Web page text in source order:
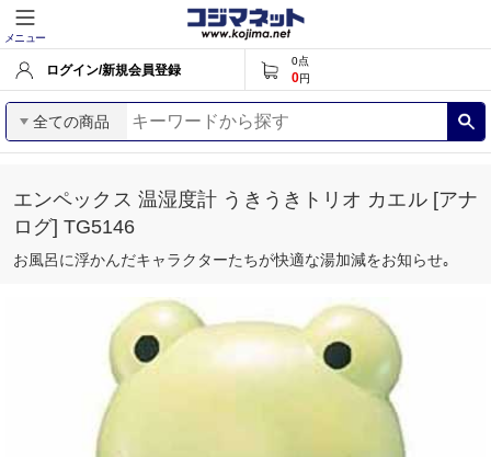
メニュー
ログイン/新規会員登録
0点
0円
全ての商品
エンペックス 温湿度計 うきうきトリオ カエル [アナ
ログ] TG5146
お風呂に浮かんだキャラクターたちが快適な湯加減をお知らせ｡